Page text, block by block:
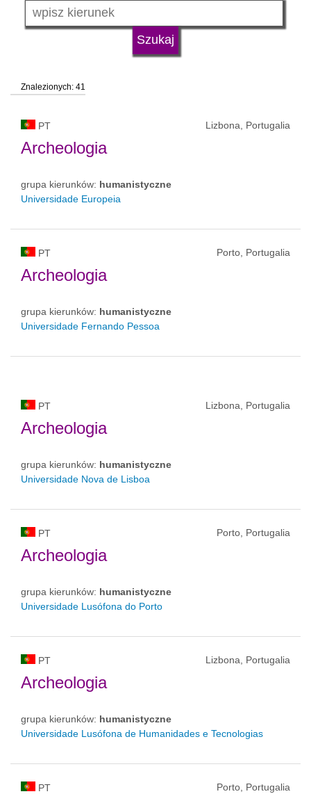
status uczelni
Znalezionych: 41
PT Lizbona, Portugalia
Archeologia
grupa kierunków: humanistyczne
Universidade Europeia
PT Porto, Portugalia
Archeologia
grupa kierunków: humanistyczne
Universidade Fernando Pessoa
PT Lizbona, Portugalia
Archeologia
grupa kierunków: humanistyczne
Universidade Nova de Lisboa
PT Porto, Portugalia
Archeologia
grupa kierunków: humanistyczne
Universidade Lusófona do Porto
PT Lizbona, Portugalia
Archeologia
grupa kierunków: humanistyczne
Universidade Lusófona de Humanidades e Tecnologias
PT Porto, Portugalia